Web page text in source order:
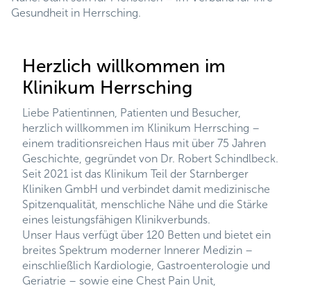
Gesundheit in Herrsching.
Herzlich willkommen im
Klinikum Herrsching
Liebe Patientinnen, Patienten und Besucher,
herzlich willkommen im Klinikum Herrsching –
einem traditionsreichen Haus mit über 75 Jahren
Geschichte, gegründet von Dr. Robert Schindlbeck.
Seit 2021 ist das Klinikum Teil der Starnberger
Kliniken GmbH und verbindet damit medizinische
Spitzenqualität, menschliche Nähe und die Stärke
eines leistungsfähigen Klinikverbunds.
Unser Haus verfügt über 120 Betten und bietet ein
breites Spektrum moderner Innerer Medizin –
einschließlich Kardiologie, Gastroenterologie und
Geriatrie – sowie eine Chest Pain Unit,